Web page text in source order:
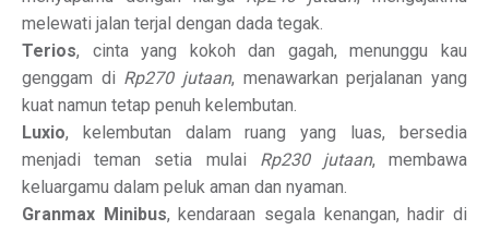
melewati jalan terjal dengan dada tegak.
Terios, cinta yang kokoh dan gagah, menunggu kau
genggam di Rp270 jutaan, menawarkan perjalanan yang
kuat namun tetap penuh kelembutan.
Luxio, kelembutan dalam ruang yang luas, bersedia
menjadi teman setia mulai Rp230 jutaan, membawa
keluargamu dalam peluk aman dan nyaman.
Granmax Minibus, kendaraan segala kenangan, hadir di